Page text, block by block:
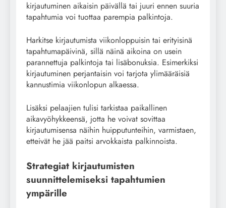
kirjautuminen aikaisin päivällä tai juuri ennen suuria
tapahtumia voi tuottaa parempia palkintoja.
Harkitse kirjautumista viikonloppuisin tai erityisinä
tapahtumapäivinä, sillä näinä aikoina on usein
parannettuja palkintoja tai lisäbonuksia. Esimerkiksi
kirjautuminen perjantaisin voi tarjota ylimääräisiä
kannustimia viikonlopun alkaessa.
Lisäksi pelaajien tulisi tarkistaa paikallinen
aikavyöhykkeensä, jotta he voivat sovittaa
kirjautumisensa näihin huipputunteihin, varmistaen,
etteivät he jää paitsi arvokkaista palkinnoista.
Strategiat kirjautumisten
suunnittelemiseksi tapahtumien
ympärille